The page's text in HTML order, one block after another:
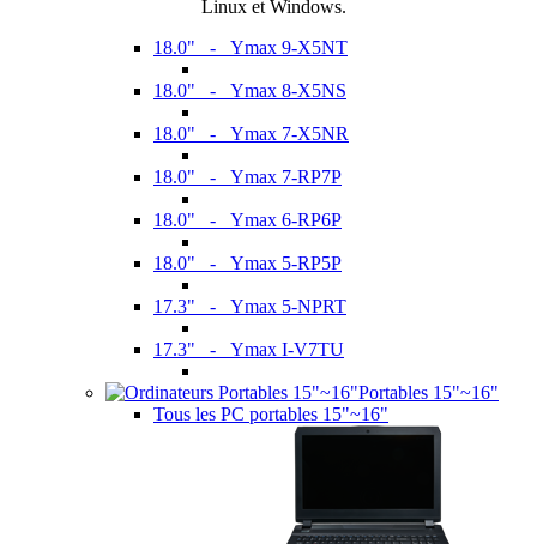
Linux et Windows.
18.0" - Ymax 9-X5NT
18.0" - Ymax 8-X5NS
18.0" - Ymax 7-X5NR
18.0" - Ymax 7-RP7P
18.0" - Ymax 6-RP6P
18.0" - Ymax 5-RP5P
17.3" - Ymax 5-NPRT
17.3" - Ymax I-V7TU
Portables 15"~16"
Tous les PC portables 15"~16"